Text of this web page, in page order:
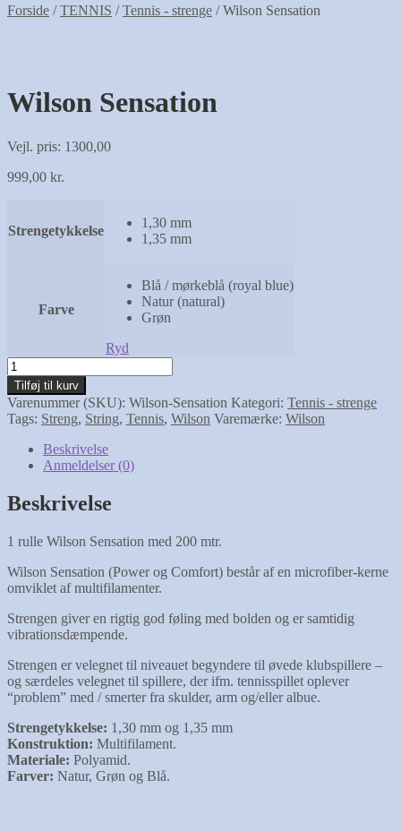
Forside /TENNIS /Tennis - strenge /Wilson Sensation
Wilson Sensation
Vejl. pris: 1300,00
999,00 kr.
Strengetykkelse
1,30 mm
1,35 mm
Farve
Blå / mørkeblå (royal blue)
Natur (natural)
Grøn
Ryd
Wilson
Sensation
antal
Tilføj til kurv
Varenummer (SKU): Wilson-Sensation Kategori: Tennis - strenge
Tags: Streng, String, Tennis, Wilson Varemærke: Wilson
Beskrivelse
Anmeldelser (0)
Beskrivelse
1 rulle Wilson Sensation med 200 mtr.
Wilson Sensation (Power og Comfort) består af en microfiber-kerne
omviklet af multifilamenter.
Strengen giver en rigtig god føling med bolden og er samtidig
vibrationsdæmpende.
Strengen er velegnet til niveauet begyndere til øvede klubspillere –
og særdeles velegnet til spillere, der ifm. tennisspillet oplever
“problem” med / smerter fra skulder, arm og/eller albue.
Strengetykkelse: 1,30 mm og 1,35 mm
Konstruktion: Multifilament.
Materiale: Polyamid.
Farver: Natur, Grøn og Blå.